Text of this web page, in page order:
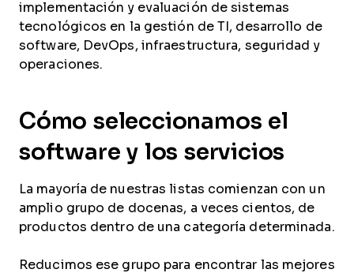
implementación y evaluación de sistemas
tecnológicos en la gestión de TI, desarrollo de
software, DevOps, infraestructura, seguridad y
operaciones.
Cómo seleccionamos el
software y los servicios
La mayoría de nuestras listas comienzan con un
amplio grupo de docenas, a veces cientos, de
productos dentro de una categoría determinada.
Reducimos ese grupo para encontrar las mejores